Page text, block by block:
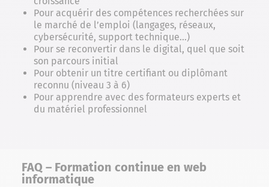
Pour acquérir des compétences recherchées sur
le marché de l’emploi (langages, réseaux,
cybersécurité, support technique…)
Pour se reconvertir dans le digital, quel que soit
son parcours initial
Pour obtenir un titre certifiant ou diplômant
reconnu (niveau 3 à 6)
Pour apprendre avec des formateurs experts et
du matériel professionnel
FAQ – Formation continue en web
informatique